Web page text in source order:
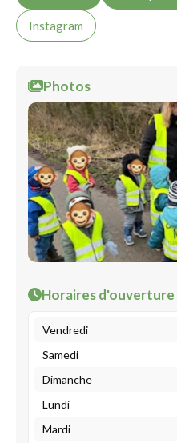
Instagram
Photos
Horaires d'ouverture
Vendredi
Samedi
Dimanche
Lundi
Mardi